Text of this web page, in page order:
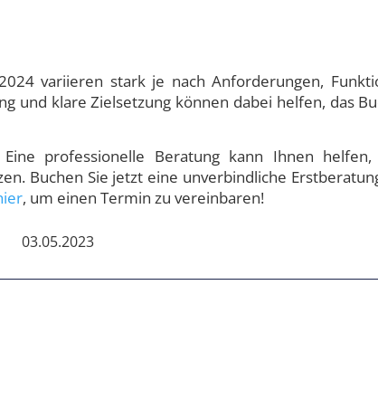
variieren stark je nach Anforderungen,
und klare Zielsetzung können dabei helfen, das
professionelle Beratung kann Ihnen
Buchen Sie jetzt eine unverbindliche
, um einen Termin zu vereinbaren!
03.05.2023